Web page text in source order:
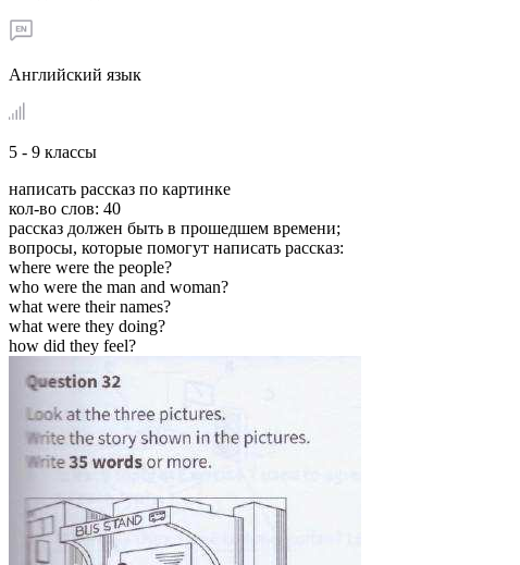
Английский язык
5 - 9 классы
написать рассказ по картинке
кол-во слов: 40
рассказ должен быть в прошедшем времени;
вопросы, которые помогут написать рассказ:
where were the people?
who were the man and woman?
what were their names?
what were they doing?
how did they feel?​​